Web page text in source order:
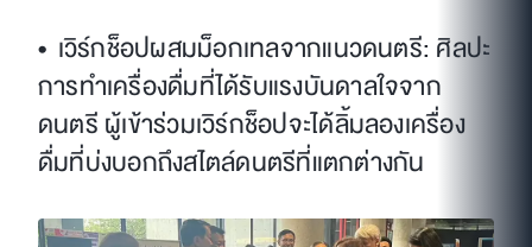
• เวิร์กช็อปผสมม็อกเทลจากแนวดนตรี: ศิลปะ
การทำเครื่องดื่มที่ได้รับแรงบันดาลใจจาก
ดนตรี ผู้เข้าร่วมเวิร์กช็อปจะได้ลิ้มลองเครื่อง
ดื่มที่บ่งบอกถึงสไตล์ดนตรีที่แตกต่างกัน